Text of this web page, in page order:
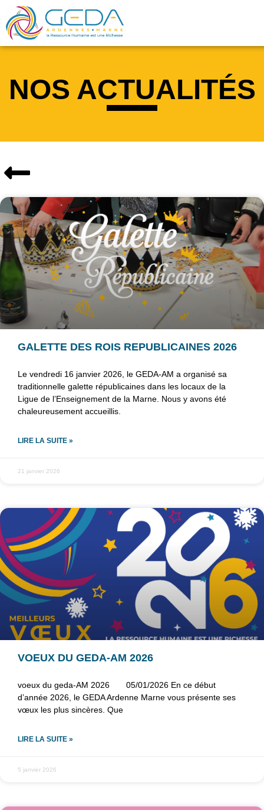
NOS ACTUALITÉS
NOS ACTUS
GALETTE DES ROIS REPUBLICAINES 2026
Le vendredi 16 janvier 2026, le GEDA-AM a organisé sa
traditionnelle galette républicaines dans les locaux de la
Ligue de l’Enseignement de la Marne. Nous y avons été
chaleureusement accueillis.
LIRE LA SUITE »
21 janvier 2026
NOS ACTUS
VOEUX DU GEDA-AM 2026
voeux du geda-AM 2026 05/01/2026 En ce début
d’année 2026, le GEDA Ardenne Marne vous présente ses
vœux les plus sincères. Que
LIRE LA SUITE »
5 janvier 2026